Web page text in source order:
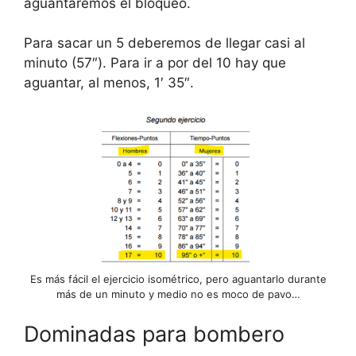
Para sacar un 5 deberemos de llegar casi al
minuto (57″). Para ir a por del 10 hay que
aguantar, al menos, 1′ 35″.
Es más fácil el ejercicio isométrico, pero aguantarlo durante
más de un minuto y medio no es moco de pavo…
Dominadas para bombero